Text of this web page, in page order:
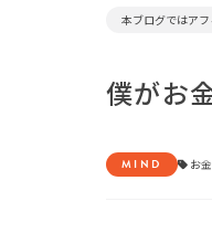
本ブログではア
僕がお
MIND お金